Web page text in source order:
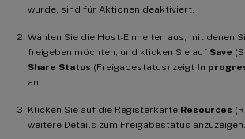
wurde, sind für Aktionen deaktiviert.
Wählen Sie die Host-Einheiten aus, mit denen
freigeben möchten, und klicken Sie auf Save
Share Status (Freigabestatus) zeigt In
an.
Klicken Sie auf die Registerkarte Resources
weitere Details zum Freigabestatus anzuzeigen.